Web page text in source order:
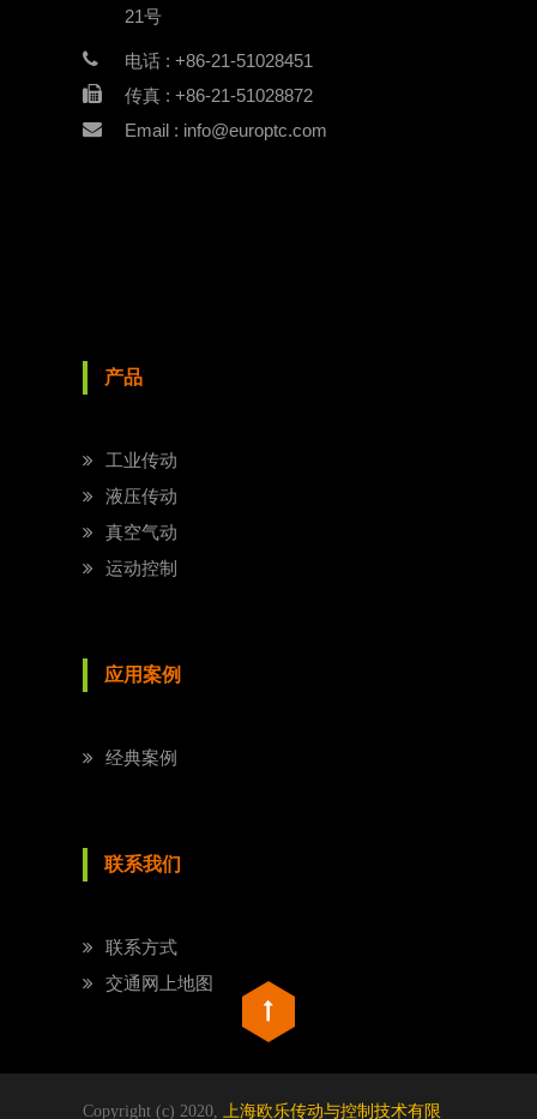
21号
电话 : +86-21-51028451
传真 : +86-21-51028872
Email : info@europtc.com
产品
工业传动
液压传动
真空气动
运动控制
应用案例
经典案例
联系我们
联系方式
交通网上地图
Copyright (c) 2020, 上海欧乐传动与控制技术有限